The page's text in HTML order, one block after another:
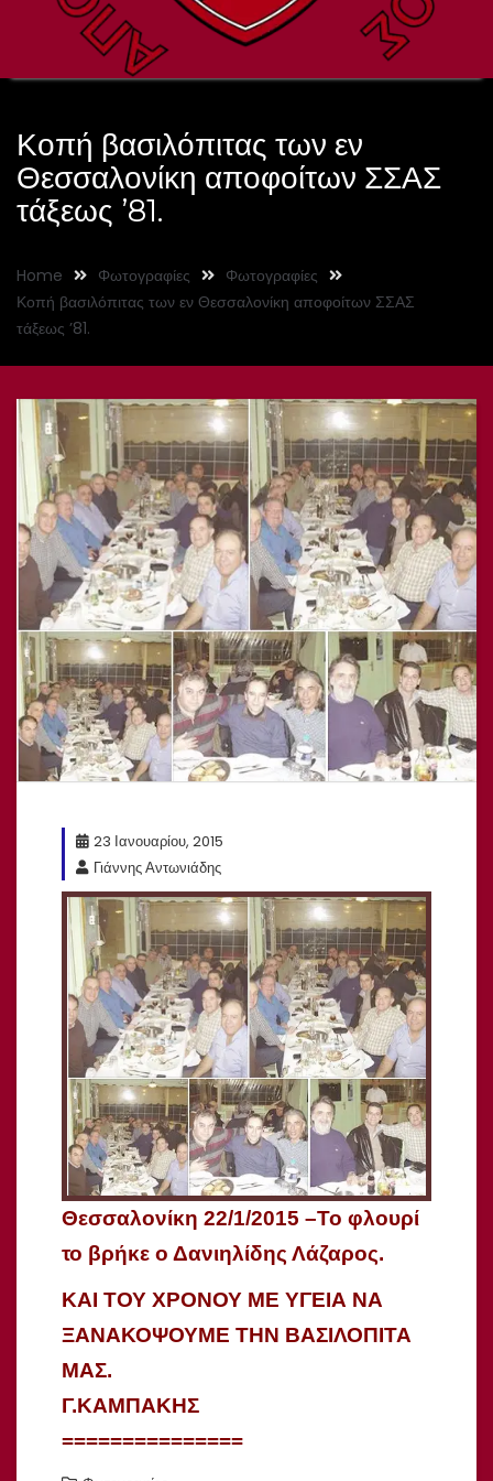
Κοπή βασιλόπιτας των εν
Θεσσαλονίκη αποφοίτων ΣΣΑΣ
τάξεως ’81.
Home Φωτογραφίες
Φωτογραφίες
Κοπή βασιλόπιτας των εν Θεσσαλονίκη αποφοίτων ΣΣΑΣ
τάξεως ’81.
23 Ιανουαρίου, 2015
Γιάννης Αντωνιάδης
Θεσσαλονίκη 22/1/2015 –Το φλουρί
το βρήκε ο Δανιηλίδης Λάζαρος.
ΚΑΙ ΤΟΥ ΧΡΟΝΟΥ ΜΕ ΥΓΕΙΑ ΝΑ
ΞΑΝΑΚΟΨΟΥΜΕ ΤΗΝ ΒΑΣΙΛΟΠΙΤΑ
ΜΑΣ.
Γ.ΚΑΜΠΑΚΗΣ
===============